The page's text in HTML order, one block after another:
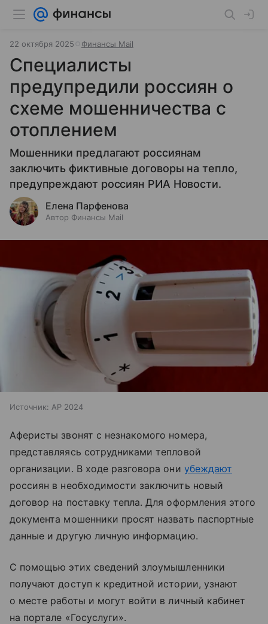
22 октября 2025 Финансы Mail
Специалисты
предупредили россиян о
схеме мошенничества с
отоплением
Мошенники предлагают россиянам
заключить фиктивные договоры на тепло,
предупреждают россиян РИА Новости.
Елена Парфенова
Автор Финансы Mail
Источник: AP 2024
Аферисты звонят с незнакомого номера,
представляясь сотрудниками тепловой
организации. В ходе разговора они убеждают
россиян в необходимости заключить новый
договор на поставку тепла. Для оформления этого
документа мошенники просят назвать паспортные
данные и другую личную информацию.
С помощью этих сведений злоумышленники
получают доступ к кредитной истории, узнают
о месте работы и могут войти в личный кабинет
на портале «Госуслуги».